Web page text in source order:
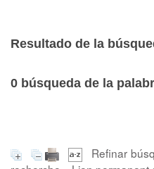
Resultado de la
0 búsqueda de la
Refinar